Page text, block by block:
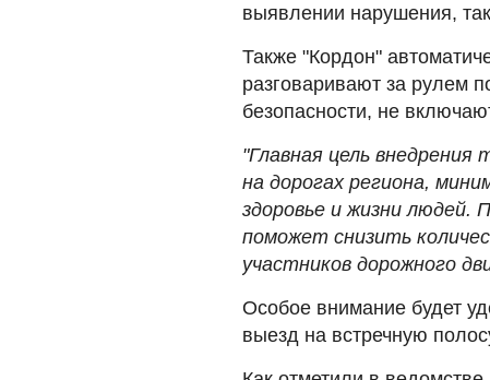
выявлении нарушения,
Также "Кордон"
разговаривают за рулем
безопасности, не
"Главная цель
на дорогах региона,
здоровье и жизни людей.
поможет снизить
участников дорожного
Особое внимание будет
выезд на встречную